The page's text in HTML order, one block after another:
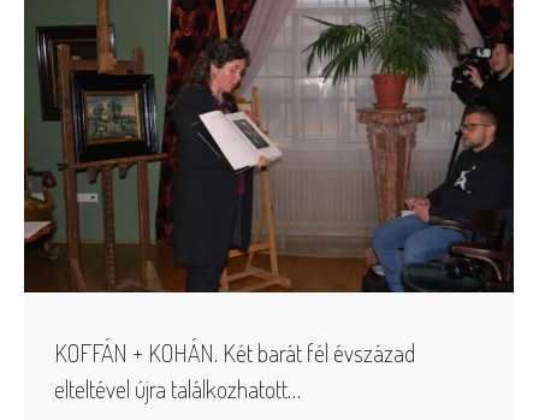
KOFFÁN + KOHÁN. Két barát fél évszázad
elteltével újra találkozhatott…